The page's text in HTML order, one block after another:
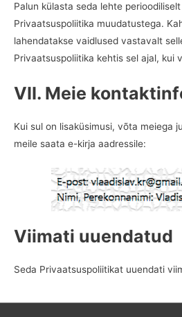
Palun külasta seda lehte
Privaatsuspoliitika muudatustega.
lahendatakse vaidlused vastavalt
Privaatsuspoliitika kehtis sel ajal, kui
VII. Meie
Kui sul on lisaküsimusi, võta meiega
meile saata e-kirja aadressile:
Viimati uuendatud
Seda Privaatsuspoliitikat uuendati